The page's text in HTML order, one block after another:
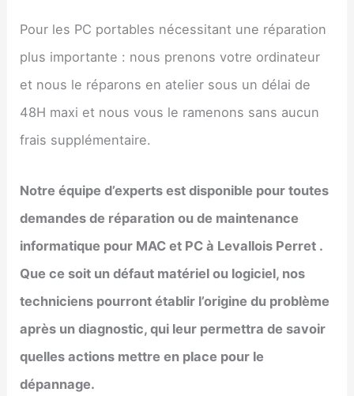
Pour les PC portables nécessitant une réparation
plus importante : nous prenons votre ordinateur
et nous le réparons en atelier sous un délai de
48H maxi et nous vous le ramenons sans aucun
frais supplémentaire.
Notre équipe d’experts est disponible pour toutes
demandes de réparation ou de maintenance
informatique pour MAC et PC à Levallois Perret .
Que ce soit un défaut matériel ou logiciel, nos
techniciens pourront établir l’origine du problème
après un diagnostic, qui leur permettra de savoir
quelles actions mettre en place pour le
dépannage.